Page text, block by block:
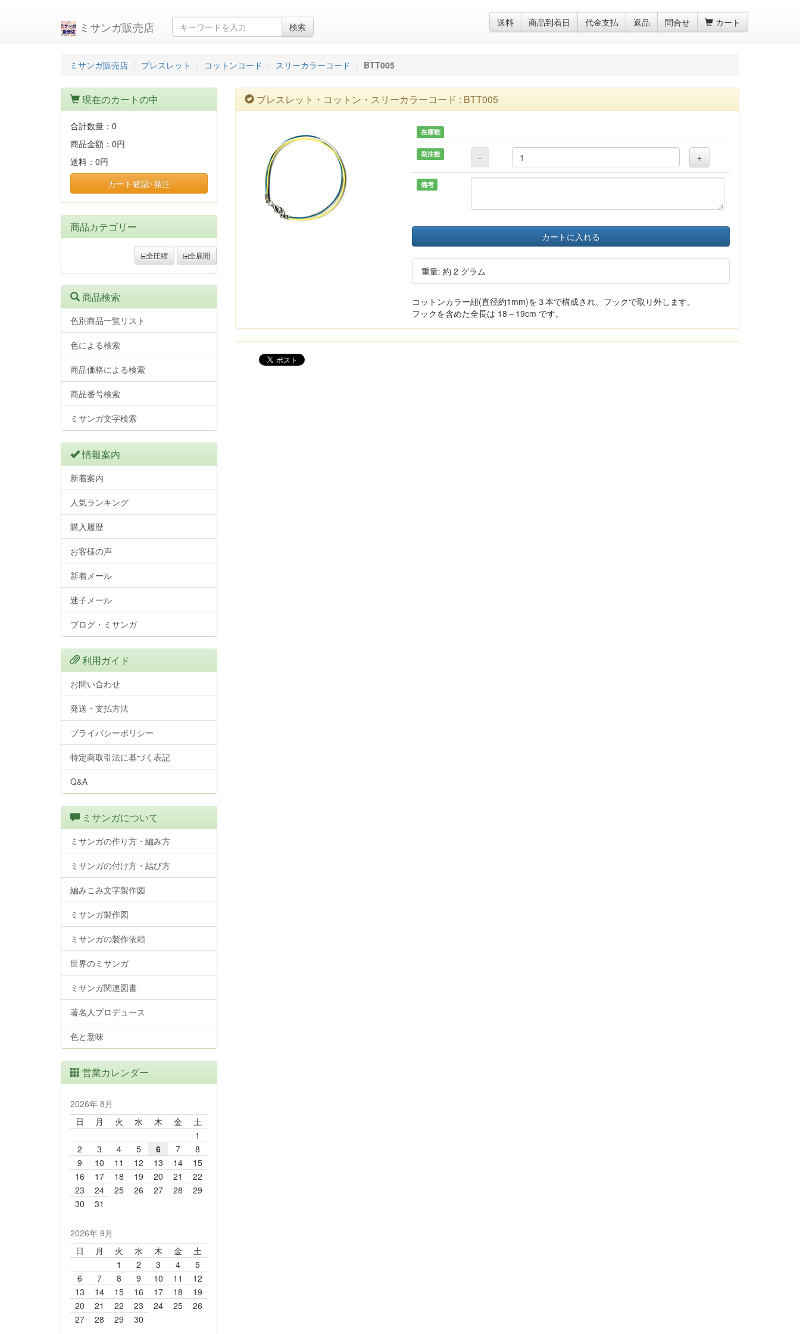
ミサンガ販売店 検索 送料 商品到着日 代金支払 返品 問合せ カート
ミサンガ販売店 ブレスレット コットンコード スリーカラーコード BTT005
ブレスレット・コットン・スリーカラーコード : BTT005
在庫数
発注数 - +
備考
カートに入れる
重量: 約 2 グラム
コットンカラー紐(直径約1mm)を３本で構成され、フックで取り外します。
フックを含めた全長は 18～19cm です。
現在のカートの中
合計数量： 0
商品金額： 0円
送料： 0円
カート確認･発注
商品カテゴリー
全圧縮 全展開
商品検索
色別商品一覧リスト
色による検索
商品価格による検索
商品番号検索
ミサンガ文字検索
情報案内
新着案内
人気ランキング
購入履歴
お客様の声
新着メール
迷子メール
ブログ・ミサンガ
利用ガイド
お問い合わせ
発送・支払方法
プライバシーポリシー
特定商取引法に基づく表記
Q&A
ミサンガについて
ミサンガの作り方・編み方
ミサンガの付け方・結び方
編みこみ文字製作図
ミサンガ製作図
ミサンガの製作依頼
世界のミサンガ
ミサンガ関連図書
著名人プロデュース
色と意味
営業カレンダー
2026年 8月
日
月 火 水 木 金
土
1
2
3 4 5 6 7
8
9
10 11 12 13 14
15
16
17 18 19 20 21
22
23
24 25 26 27 28
29
30
31
2026年 9月
日
月 火 水 木 金
土
1
2 3 4
5
6
7 8 9 10 11
12
13
14 15 16 17 18
19
20
21 22 23 24 25
26
27
28 29 30